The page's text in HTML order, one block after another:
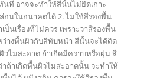
นที อาจจะทำให้สีนั้นไม่ยึดเกาะ
นในอนาคตได้ 2. ไม่ใช้สีรองพื้น
นเรื่องที่ไม่ควร เพราะว่าสีรองพื้น
ว่างพื้นผิวกับสีทับหน้า สีนั้นจะได้ติด
ไม่สะอาด ถ้าเกิดมีคราบหรือฝุ่น สี
ถ้าเกิดพื้นผิวไม่สะอาดนั้น จะทำให้